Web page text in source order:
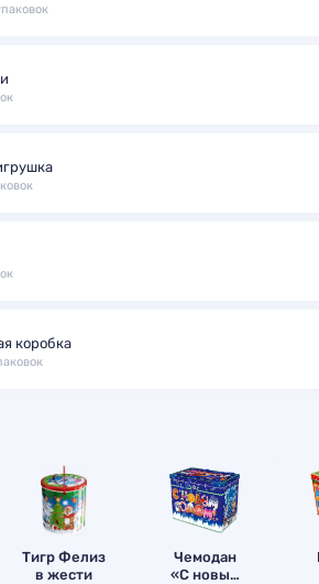
коробка
Тигр Фелиз
в жести
Чемодан
«С новым